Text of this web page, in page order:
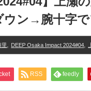
ウン→腕十字
里 DEEP Osaka Impact 2024#04
RSS feedly